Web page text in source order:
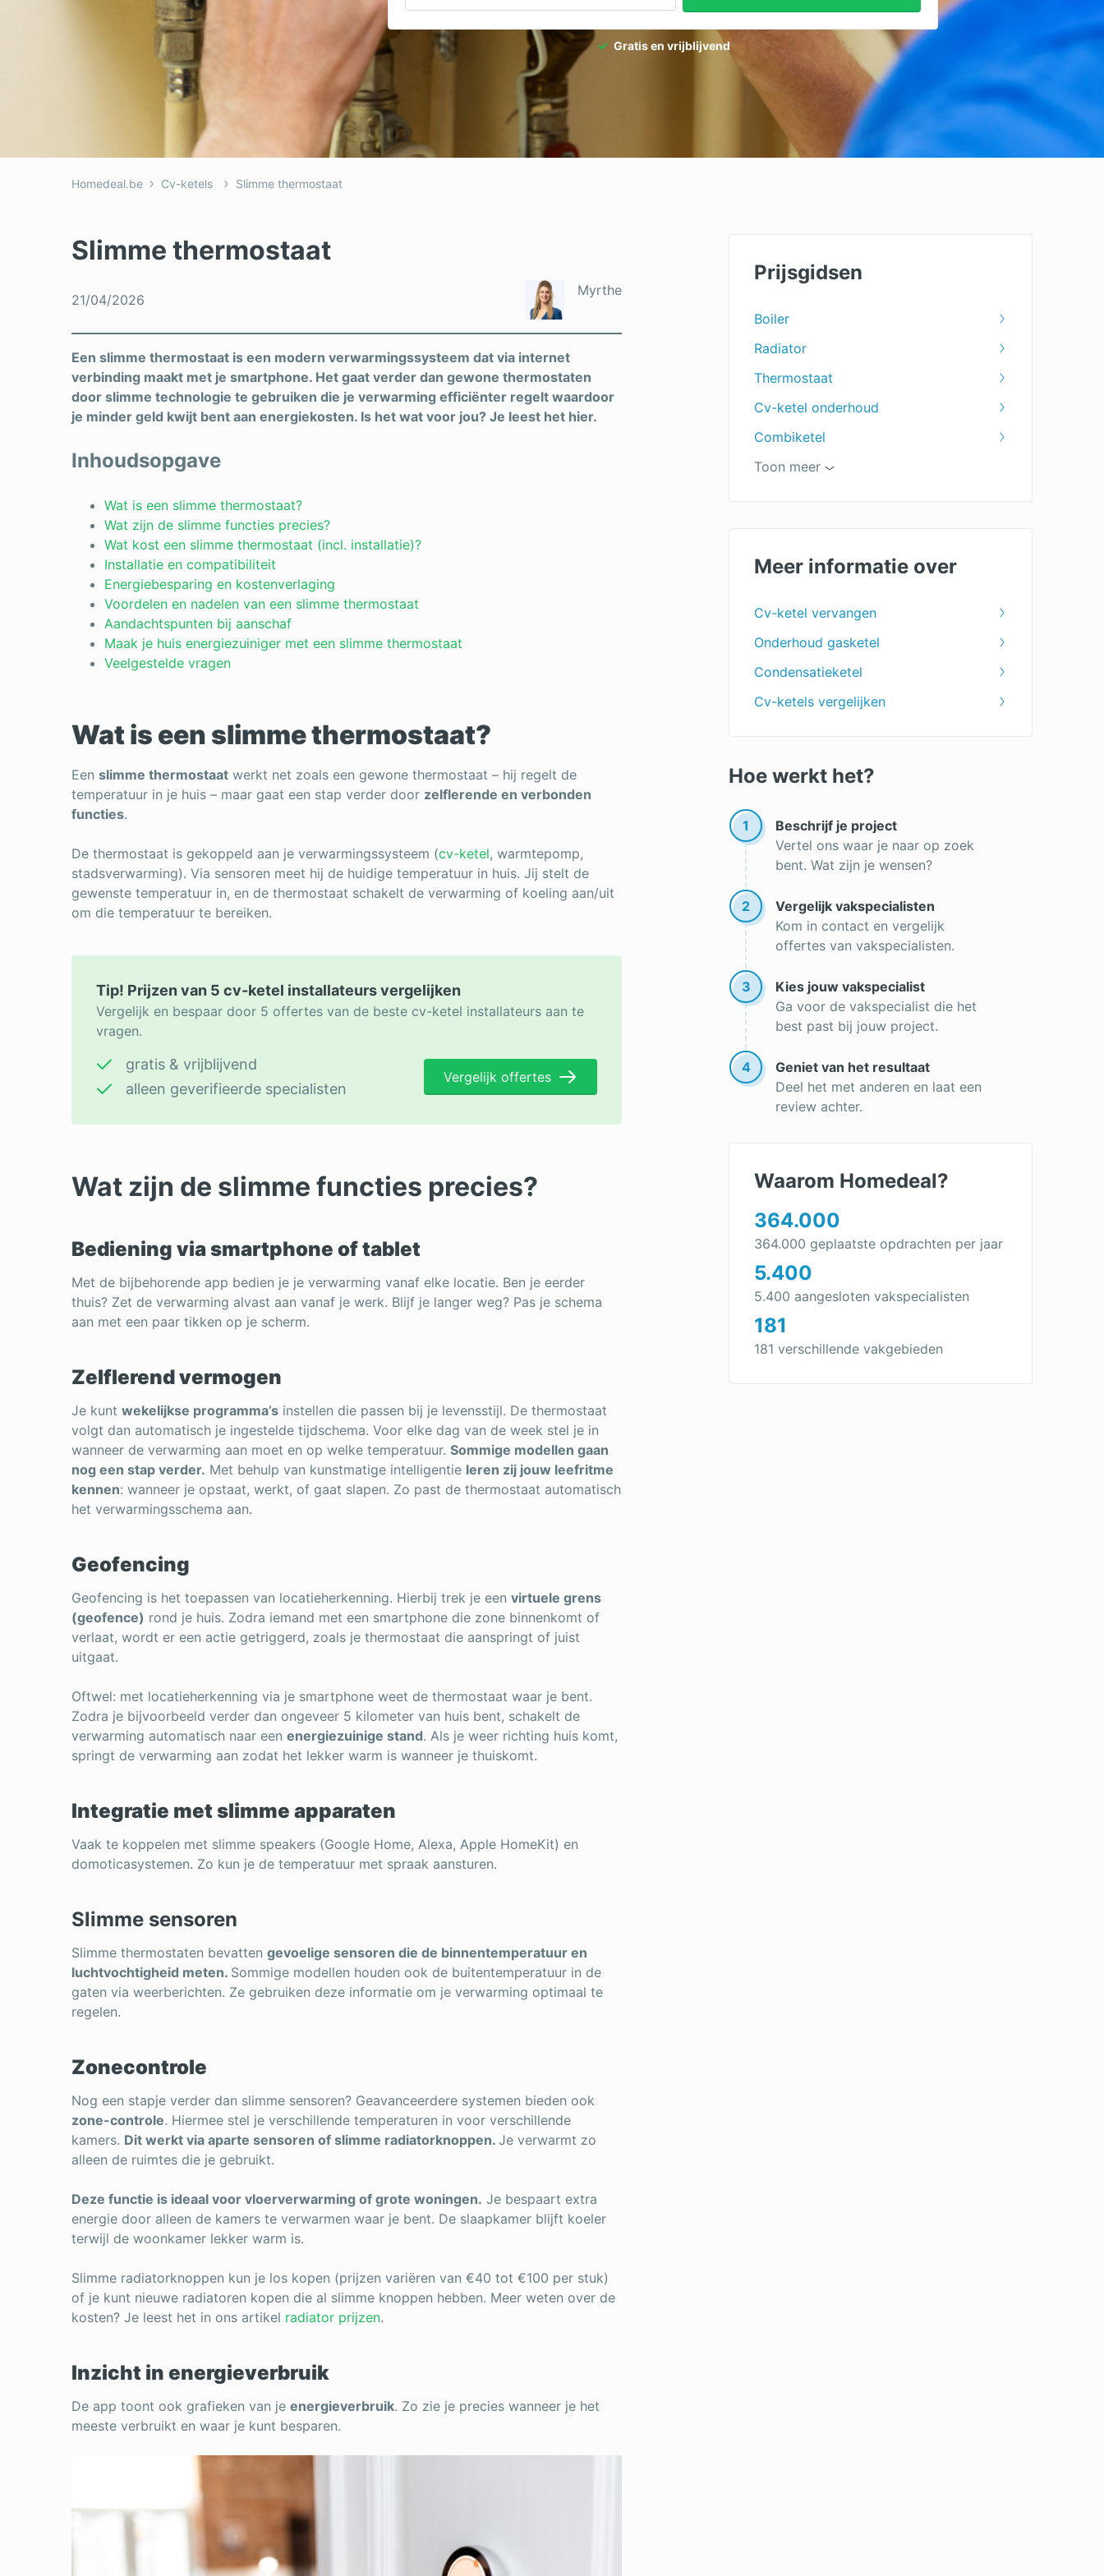
Gratis en vrijblijvend
Homedeal.be Cv-ketels Slimme thermostaat
Slimme thermostaat
21/04/2026
Myrthe
Een slimme thermostaat is een modern verwarmingssysteem dat via internet
verbinding maakt met je smartphone. Het gaat verder dan gewone thermostaten
door slimme technologie te gebruiken die je verwarming efficiënter regelt waardoor
je minder geld kwijt bent aan energiekosten. Is het wat voor jou? Je leest het hier.
Inhoudsopgave
Wat is een slimme thermostaat?
Wat zijn de slimme functies precies?
Wat kost een slimme thermostaat (incl. installatie)?
Installatie en compatibiliteit
Energiebesparing en kostenverlaging
Voordelen en nadelen van een slimme thermostaat
Aandachtspunten bij aanschaf
Maak je huis energiezuiniger met een slimme thermostaat
Veelgestelde vragen
Wat is een slimme thermostaat?
Een slimme thermostaat werkt net zoals een gewone thermostaat – hij regelt de
temperatuur in je huis – maar gaat een stap verder door zelflerende en verbonden
functies.
De thermostaat is gekoppeld aan je verwarmingssysteem (cv-ketel, warmtepomp,
stadsverwarming). Via sensoren meet hij de huidige temperatuur in huis. Jij stelt de
gewenste temperatuur in, en de thermostaat schakelt de verwarming of koeling aan/uit
om die temperatuur te bereiken.
Tip! Prijzen van 5 cv-ketel installateurs vergelijken
Vergelijk en bespaar door 5 offertes van de beste cv-ketel installateurs aan te
vragen.
gratis & vrijblijvend
alleen geverifieerde specialisten
Vergelijk offertes
Wat zijn de slimme functies precies?
Bediening via smartphone of tablet
Met de bijbehorende app bedien je je verwarming vanaf elke locatie. Ben je eerder
thuis? Zet de verwarming alvast aan vanaf je werk. Blijf je langer weg? Pas je schema
aan met een paar tikken op je scherm.
Zelflerend vermogen
Je kunt wekelijkse programma’s instellen die passen bij je levensstijl. De thermostaat
volgt dan automatisch je ingestelde tijdschema. Voor elke dag van de week stel je in
wanneer de verwarming aan moet en op welke temperatuur. Sommige modellen gaan
nog een stap verder. Met behulp van kunstmatige intelligentie leren zij jouw leefritme
kennen: wanneer je opstaat, werkt, of gaat slapen. Zo past de thermostaat automatisch
het verwarmingsschema aan.
Geofencing
Geofencing is het toepassen van locatieherkenning. Hierbij trek je een virtuele grens
(geofence) rond je huis. Zodra iemand met een smartphone die zone binnenkomt of
verlaat, wordt er een actie getriggerd, zoals je thermostaat die aanspringt of juist
uitgaat.
Oftwel: met locatieherkenning via je smartphone weet de thermostaat waar je bent.
Zodra je bijvoorbeeld verder dan ongeveer 5 kilometer van huis bent, schakelt de
verwarming automatisch naar een energiezuinige stand. Als je weer richting huis komt,
springt de verwarming aan zodat het lekker warm is wanneer je thuiskomt.
Integratie met slimme apparaten
Vaak te koppelen met slimme speakers (Google Home, Alexa, Apple HomeKit) en
domoticasystemen. Zo kun je de temperatuur met spraak aansturen.
Slimme sensoren
Slimme thermostaten bevatten gevoelige sensoren die de binnentemperatuur en
luchtvochtigheid meten. Sommige modellen houden ook de buitentemperatuur in de
gaten via weerberichten. Ze gebruiken deze informatie om je verwarming optimaal te
regelen.
Zonecontrole
Nog een stapje verder dan slimme sensoren? Geavanceerdere systemen bieden ook
zone-controle. Hiermee stel je verschillende temperaturen in voor verschillende
kamers. Dit werkt via aparte sensoren of slimme radiatorknoppen. Je verwarmt zo
alleen de ruimtes die je gebruikt.
Deze functie is ideaal voor vloerverwarming of grote woningen. Je bespaart extra
energie door alleen de kamers te verwarmen waar je bent. De slaapkamer blijft koeler
terwijl de woonkamer lekker warm is.
Slimme radiatorknoppen kun je los kopen (prijzen variëren van €40 tot €100 per stuk)
of je kunt nieuwe radiatoren kopen die al slimme knoppen hebben. Meer weten over de
kosten? Je leest het in ons artikel radiator prijzen.
Inzicht in energieverbruik
De app toont ook grafieken van je energieverbruik. Zo zie je precies wanneer je het
meeste verbruikt en waar je kunt besparen.
Prijsgidsen
Boiler
Radiator
Thermostaat
Cv-ketel onderhoud
Combiketel
Verwarmingsketel
Toon meer
Meer informatie over
Cv-ketel vervangen
Onderhoud gasketel
Condensatieketel
Cv-ketels vergelijken
Hoe werkt het?
1
Beschrijf je project
Vertel ons waar je naar op zoek
bent. Wat zijn je wensen?
2
Vergelijk vakspecialisten
Kom in contact en vergelijk
offertes van vakspecialisten.
3
Kies jouw vakspecialist
Ga voor de vakspecialist die het
best past bij jouw project.
4
Geniet van het resultaat
Deel het met anderen en laat een
review achter.
Waarom Homedeal?
364.000
364.000 geplaatste opdrachten per jaar
5.400
5.400 aangesloten vakspecialisten
181
181 verschillende vakgebieden